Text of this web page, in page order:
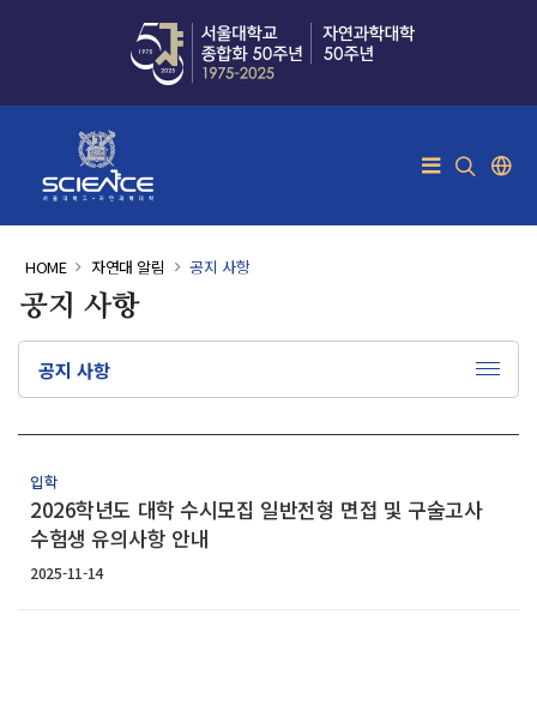
HOME 자연대 알림 공지 사항
공지 사항
공지 사항
입학
2026학년도 대학 수시모집 일반전형 면접 및 구술고사
수험생 유의사항 안내
2025-11-14
대학소개
환영인사
학장
학장소개
역대학장
비전
현황
조직 및 구성원
조직도